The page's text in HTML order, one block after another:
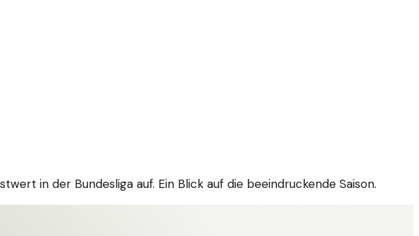
in der Bundesliga auf. Ein Blick auf die beeindruckende Saison.